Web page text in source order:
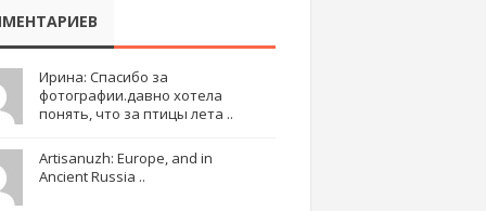
Ирина: Спасибо за
фотографии.давно хотела
понять, что за птицы лета ..
Artisanuzh: Europe, and in
Ancient Russia ..